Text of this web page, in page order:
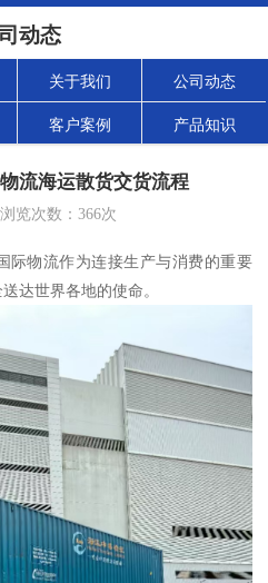
动态
关于我们 公司动态
客户案例 产品知识
流海运散货交货流程
览次数： 366次
际物流作为连接生产与消费的重要
达世界各地的使命。